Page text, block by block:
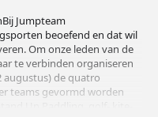
Jumpteam
beoefend en dat wil
Om onze leden van de
te verbinden organiseren
augustus) de quatro
teams gevormd worden